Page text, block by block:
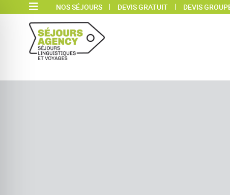
NOS SÉJOURS DEVIS GRATUIT DEVIS